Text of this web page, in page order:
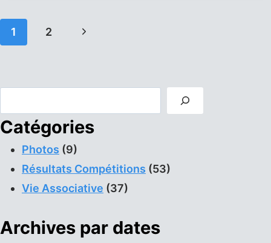
BRETAGNE
Navigation
1 2
Page
Catégories
Photos (9)
Résultats Compétitions (53)
Vie Associative (37)
Archives par dates